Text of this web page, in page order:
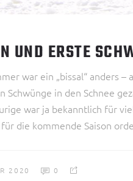
UND ERSTE
war ein „bissal“ anders
Schwünge in den Schnee
war ja bekanntlich für
die kommende Saison
2020 0